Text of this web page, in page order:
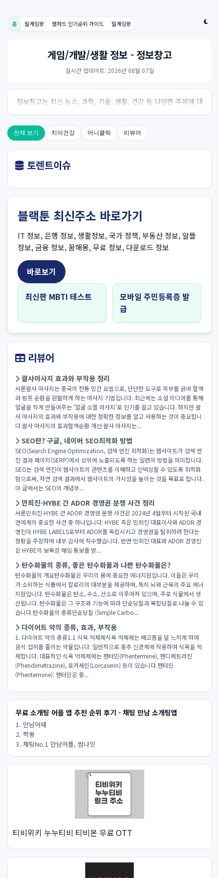
홈 릴게임왕 웹하드 인기순위 가이드 릴게임왕
게임/개발/생활 정보 - 정보창고
실시간 업데이트: 2026년 08월 07일
정보창고는 최신 뉴스, 과학, 기술, 생활, 건강 등 다양한 주제에 대
한 신뢰성 있는 정보를 제공하는 온라인 자료실입니다.
전체 보기 치아건강 머니클릭 리뷰어
토렌트이슈
블랙툰 최신주소 바로가기
IT 정보, 은행 정보, 생활정보, 국가 정책, 부동산 정보, 알뜰
정보, 금융 정보, 꿈해몽, 무료 정보, 다운로드 정보
바로보기
최신판 MBTI 테스트
모바일 주민등록증 발
급
리뷰어
괄사마사지 효과와 부작용 정리
서론괄사 마사지는 중국의 전통 민간 요법으로, 단단한 도구로 피부를 긁어 혈액
과 림프 순환을 원활하게 하는 마사지 기법입니다. 최근에는 소셜 미디어를 통해
얼굴을 작게 만들어주는 '얼굴 소멸 마사지'로 인기를 끌고 있습니다. 하지만 괄
사 마사지의 효과와 부작용에 대한 정확한 정보를 알고 사용하는 것이 중요합니
다.괄사 마사지의 효과혈액순환 개선 괄사 마사지는...
SEO란? 구글, 네이버 SEO최적화 방법
SEO(Search Engine Optimization, 검색 엔진 최적화)는 웹사이트가 검색 엔
진 결과 페이지(SERP)에서 상위에 노출되도록 하는 일련의 방법을 의미합니다.
SEO는 검색 엔진이 웹사이트의 콘텐츠를 이해하고 인덱싱할 수 있도록 최적화
함으로써, 자연 검색 결과에서 웹사이트의 가시성을 높이는 것을 목표로 합니다.
이 글에서는 SEO의 개념부...
민희진-HYBE 간 ADOR 경영권 분쟁 사건 정리
서론민희진-HYBE 간 ADOR 경영권 분쟁 사건은 2024년 4월부터 시작된 국내
연예계의 중요한 사건 중 하나입니다. HYBE 측은 민희진 대표이사와 ADOR 경
영진이 HYBE LABELS로부터 ADOR를 독립시키고 경영권을 탈취하려 한다는
정황을 주장하며 내부 감사에 착수했습니다. 반면 민희진 대표와 ADOR 경영진
은 HYBE의 보복성 해임 통보를 받...
탄수화물의 종류, 좋은 탄수화물과 나쁜 탄수화물은?
탄수화물의 개요탄수화물은 우리의 몸에 중요한 에너지원입니다. 이들은 우리
가 소비하는 식품에서 칼로리의 대부분을 제공하며, 특히 뇌와 근육의 주요 에너
지원입니다. 탄수화물은 탄소, 수소, 산소로 이루어져 있으며, 주로 식물에서 생
산됩니다. 탄수화물은 그 구조와 기능에 따라 단순당질과 복합당질로 나눌 수 있
습니다.탄수화물의 종류단순당질 (Simple Carbo...
다이어트 약의 종류, 효과, 부작용
1. 다이어트 약의 종류1.1 식욕 억제제식욕 억제제는 배고픔을 덜 느끼게 하여
음식 섭취를 줄이는 약물입니다. 일반적으로 중추 신경계에 작용하여 식욕을 억
제합니다. 대표적인 식욕 억제제에는 펜터민(Phentermine), 펜디메트라진
(Phendimetrazine), 로카세린(Lorcaserin) 등이 있습니다.펜터민
(Phentermine): 펜터민은 중...
무료 소개팅 어플 앱 추천 순위 후기 - 채팅 만남 소개팅앱
1. 만남어때
2. 짝꿍
3. 채팅No.1 만남어플, 썸나잇
티비위키 누누티비 티비몬 무료 OTT